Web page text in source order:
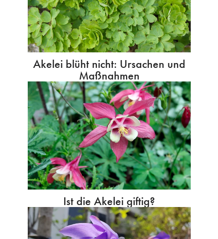
Akelei blüht nicht: Ursachen und
Maßnahmen
Ist die Akelei giftig?